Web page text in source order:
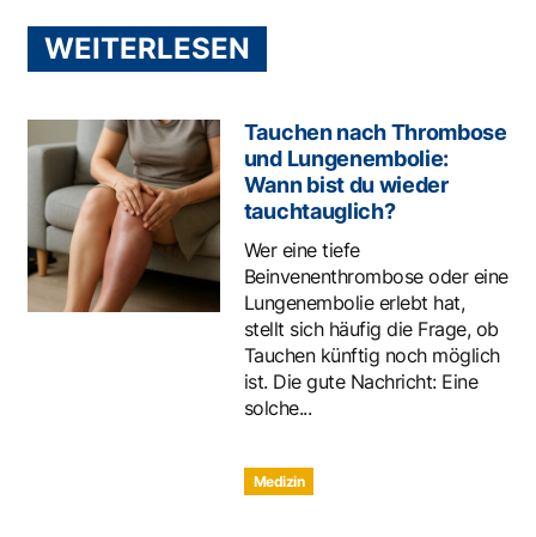
WEITERLESEN
Tauchen nach Thrombose
und Lungenembolie:
Wann bist du wieder
tauchtauglich?
Wer eine tiefe
Beinvenenthrombose oder eine
Lungenembolie erlebt hat,
stellt sich häufig die Frage, ob
Tauchen künftig noch möglich
ist. Die gute Nachricht: Eine
solche...
Medizin